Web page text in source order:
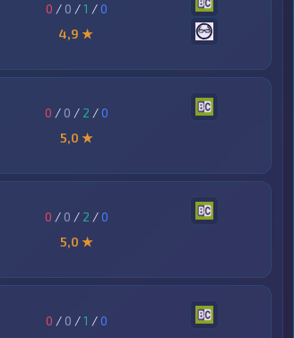
0 / 0 /1 /0
4,9 ★
0 / 0 / 2 /0
5,0 ★
0 / 0 / 2 /0
5,0 ★
0 / 0 /1 /0